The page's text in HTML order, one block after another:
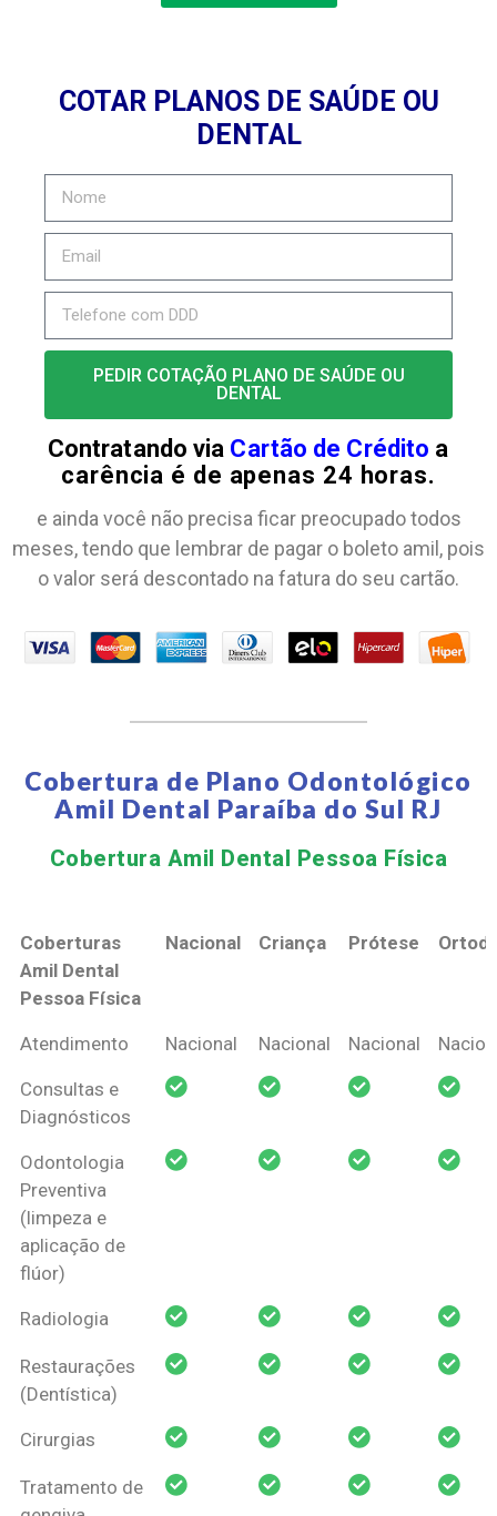
COTAR PLANOS DE SAÚDE OU
DENTAL
PEDIR COTAÇÃO PLANO DE SAÚDE OU
DENTAL
Contratando via Cartão de Crédito a
carência é de apenas 24 horas.
e ainda você não precisa ficar preocupado todos
meses, tendo que lembrar de pagar o boleto amil, pois
o valor será descontado na fatura do seu cartão.
Cobertura de Plano Odontológico
Amil Dental Paraíba do Sul RJ
Cobertura Amil Dental Pessoa Física​
Coberturas
Amil Dental
Pessoa Física
Nacional Criança Prótese
Coberturas
Pessoa Física
Nacional Criança Prótese
Atendimento Nacional Nacional Nacional
Consultas e
Diagnósticos
Odontologia
Preventiva
(limpeza e
aplicação de
flúor)
Radiologia
Restaurações
(Dentística)
Cirurgias
Tratamento de